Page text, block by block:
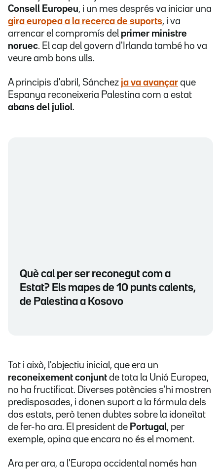
Consell Europeu, i un mes després va iniciar una
gira europea a la recerca de suports, i va
arrencar el compromís del primer ministre
noruec. El cap del govern d'Irlanda també ho va
veure amb bons ulls.
A principis d'abril, Sánchez ja va avançar que
Espanya reconeixeria Palestina com a estat
abans del juliol.
Què cal per ser reconegut com a
Estat? Els mapes de 10 punts calents,
de Palestina a Kosovo
Tot i això, l'objectiu inicial, que era un
reconeixement conjunt de tota la Unió Europea,
no ha fructificat. Diverses potències s'hi mostren
predisposades, i donen suport a la fórmula dels
dos estats, però tenen dubtes sobre la idoneïtat
de fer-ho ara. El president de Portugal, per
exemple, opina que encara no és el moment.
Ara per ara, a l'Europa occidental només han